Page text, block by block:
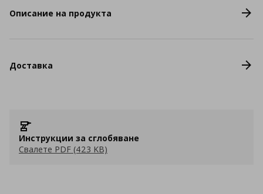
Описание на продукта
Доставка
Инструкции за сглобяване
Свалете PDF (423 KB)